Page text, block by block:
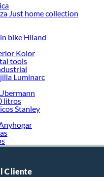
Just home collection
bike Hiland
Kolor
tools
Luminarc
litros
Stanley
Cliente